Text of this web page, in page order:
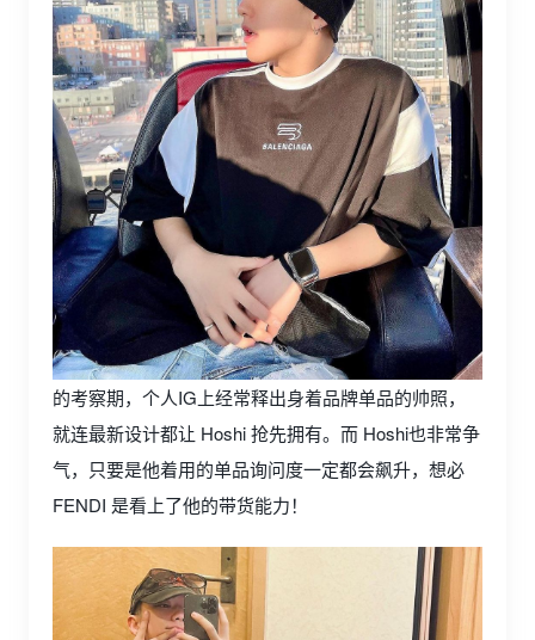
的考察期，个人IG上经常释出身着品牌单品的帅照，
就连最新设计都让 Hoshi 抢先拥有。而 Hoshi也非常争
气，只要是他着用的单品询问度一定都会飙升，想必
FENDI 是看上了他的带货能力！